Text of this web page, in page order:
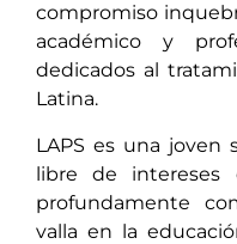
compromiso
académico y
dedicados al
Latina.
LAPS es una joven
libre de intereses
profundamente
valla en la